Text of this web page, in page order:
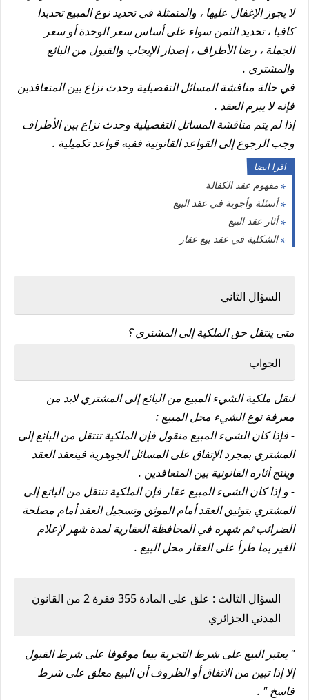
لا يجوز الإغفال عليها ، والمتمثلة في تحديد نوع المبيع تحديدا
كافيا ، تحديد الثمن سواء على أساس سعر الوحدة أو سعر
الجملة ، رضا الأطراف ، إصدار الإيجاب والقبول من البائع
والمشتري .
في حالة مناقشة المسائل التفصيلية وحدث نزاع بين المتعاقدين
فإنه لا يبرم العقد .
إذا لم يتم مناقشة المسائل التفصيلية وحدث نزاع بين الأطراف
وجب الرجوع إلى القواعد القانونية ففيه قواعد تكميلية .
اقرا ايضا
مفهوم عقد الكفالة
أسئلة وأجوبة في عقد البيع
أثار عقد البيع
الشكلية في عقد بيع عقار
السؤال الثاني
متى ينتقل حق الملكية إلى المشتري ؟
الجواب
لنقل ملكية الشيء المبيع من البائع إلى المشتري لابد من
معرفة نوع الشيء محل المبيع :
- فإذا كان الشيء المبيع منقول فإن الملكية تنتقل من البائع إلى
المشتري بمجرد الإتفاق على المسائل الجوهرية فينعقد العقد
وينتج أثاره القانونية بين المتعاقدين .
- و إذا كان الشيء المبيع عقار فإن الملكية تنتقل من البائع إلى
المشتري بتوثيق العقد أمام الموثق وتسجيل العقد أمام مصلحة
الضرائب ثم شهره في المحافظة العقارية لمدة شهر لإعلام
الغير بما طرأ على العقار محل البيع .
السؤال الثالث : علق على المادة 355 فقرة 2 من القانون
المدني الجزائري
" يعتبر البيع على شرط التجربة بيعا موقوفا على شرط القبول
إلا إذا تبين من الاتفاق أو الظروف أن البيع معلق على شرط
فاسخ " .